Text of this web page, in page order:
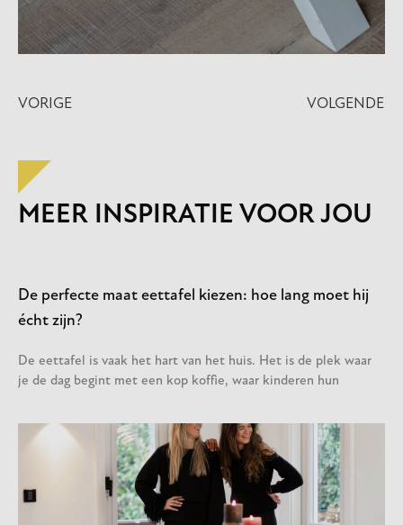
VORIGE VOLGENDE
MEER INSPIRATIE VOOR JOU
De perfecte maat eettafel kiezen: hoe lang moet hij
écht zijn?
De eettafel is vaak het hart van het huis. Het is de plek waar
je de dag begint met een kop koffie, waar kinderen hun